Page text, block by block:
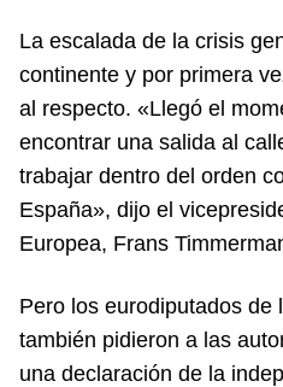
La escalada de la crisis
continente y por primera
al respecto. «Llegó el
encontrar una salida al
trabajar dentro del orden
España», dijo el
Europea, Frans
Pero los eurodiputados de
también pidieron a las
una declaración de la